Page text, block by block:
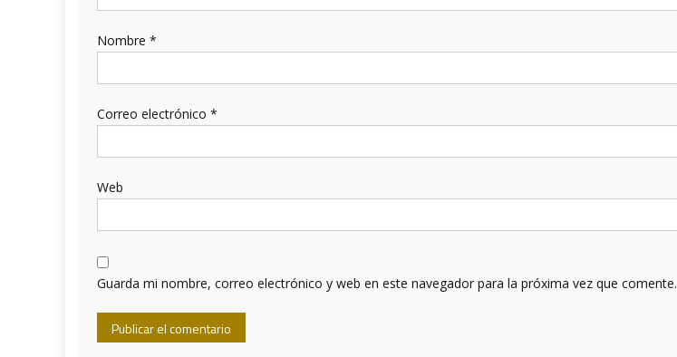
Nombre *
Correo electrónico *
Web
Guarda mi nombre, correo electrónico y web en este navegador para la próxima vez que comente.